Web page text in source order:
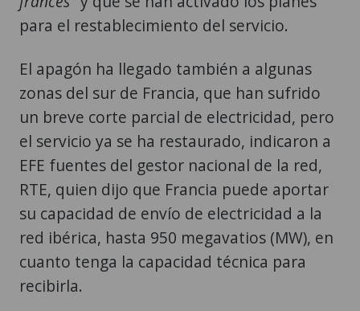
para el restablecimiento del servicio.
El apagón ha llegado también a algunas
zonas del sur de Francia, que han sufrido
un breve corte parcial de electricidad, pero
el servicio ya se ha restaurado, indicaron a
EFE fuentes del gestor nacional de la red,
RTE, quien dijo que Francia puede aportar
su capacidad de envío de electricidad a la
red ibérica, hasta 950 megavatios (MW), en
cuanto tenga la capacidad técnica para
recibirla.